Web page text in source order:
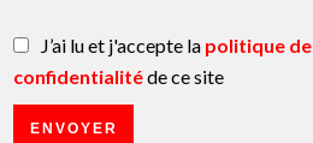
J’ai lu et j'accepte la politique de
confidentialitéde ce site
ENVOYER